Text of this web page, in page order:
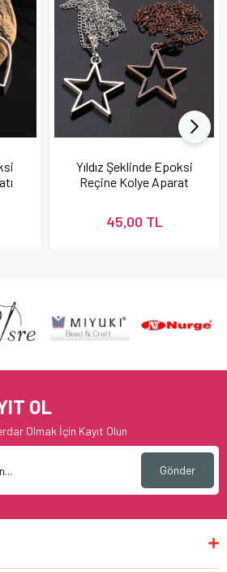
Yıldız Şeklinde Epoksi
Reçine Kolye Aparat
45,00 TL
OL
Olmak İçin Kayıt Olun
Gönder